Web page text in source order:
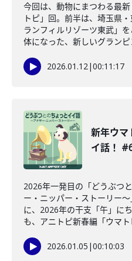
今回は、動物にまつわる最
トピ」回。前半は、埼玉県
ランフィルリゾーツ東武」
体になった、新しいグラン
2026.01.12|00:11:17
新年ウマ
イ話！
2026年一発目の「どうぶつ
ー・ニッパー・ストーリー
に、2026年の干支「午」に
も、アニトピ新春編「ウマ
2026.01.05 |00:10:03